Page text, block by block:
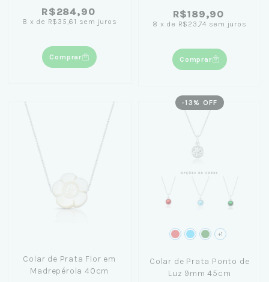
R$284,90
8 x de R$35,61 sem juros
Comprar
R$189,90
8 x de R$23,74 sem juros
Comprar
Colar de Prata Flor em
Madrepérola 40cm
-13 % OFF
+1
Colar de Prata Ponto de
Luz 9mm 45cm